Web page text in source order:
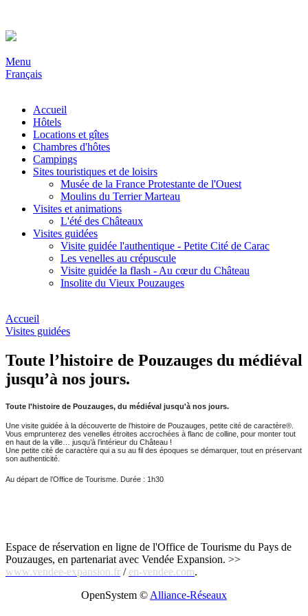
Menu
Français
Accueil
Hôtels
Locations et gîtes
Chambres d'hôtes
Campings
Sites touristiques et de loisirs
Musée de la France Protestante de l'Ouest
Moulins du Terrier Marteau
Visites et animations
L'été des Châteaux
Visites guidées
Visite guidée l'authentique - Petite Cité de Carac
Les venelles au crépuscule
Visite guidée la flash - Au cœur du Château
Insolite du Vieux Pouzauges
Accueil
Visites guidées
Toute l’histoire de Pouzauges du médiéval
jusqu’à nos jours.
Toute l'histoire de Pouzauges, du médiéval jusqu'à nos jours.
Une visite guidée à la découverte de l’histoire de Pouzauges, petite cité de caractère®.
Vous emprunterez des venelles étroites accrochées à flanc de colline, pour monter tout
en haut de la ville… jusqu’à l’intérieur du Château !
Une petite cité de caractère qui a su au fil des époques se démarquer, tout en préservant
son authenticité.
Au départ de l’Office de Tourisme. Durée : 1h30
Espace de réservation en ligne de l'Office de Tourisme du Pays de
Pouzauges, en partenariat avec Vendée Expansion. >>
www.vendee-expansion.fr / en-vendee.com.
OpenSystem © Alliance-Réseaux